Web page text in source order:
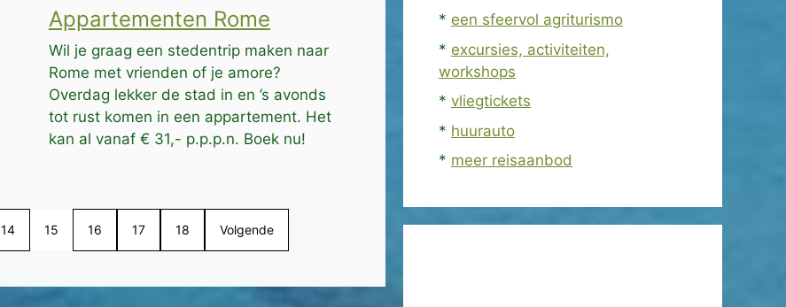
Appartementen Rome
Wil je graag een stedentrip maken naar
Rome met vrienden of je amore?
Overdag lekker de stad in en ’s avonds
tot rust komen in een appartement. Het
kan al vanaf € 31,- p.p.p.n. Boek nu!
14 15 16 17 18 Volgende
* een sfeervol agriturismo
* excursies, activiteiten,
workshops
* vliegtickets
* huurauto
* meer reisaanbod